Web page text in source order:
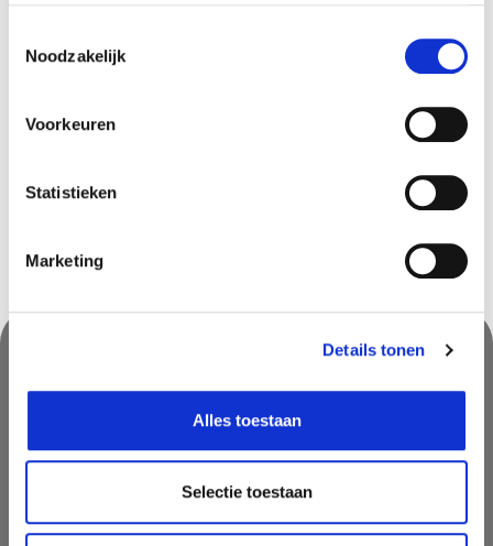
Noodzakelijk
Voorkeuren
Statistieken
Marketing
Details tonen
Alles toestaan
Selectie toestaan
Saint-Georges
Nooit iets van ons missen?
Mis geen enkele aanbieding, inspirerende tip of nieuwsbericht. Schrijf
je nu in voor onze nieuwsbrief